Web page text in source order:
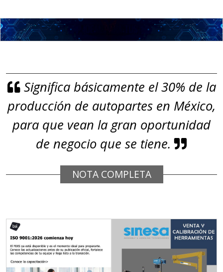
gestión ambiental.
Empresa en Jalisco
Requiere:
Especificaciones:
De alta pureza y composición
Garantizar composición química y
de calidad y gestión ambiental.
Aplicar al Requerimiento
Significa básicamente el 30% de la
producción de autopartes en México,
para que vean la gran oportunidad
de negocio que se tiene.
NOTA COMPLETA